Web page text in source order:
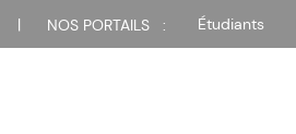
| NOS PORTAILS : Étudiants